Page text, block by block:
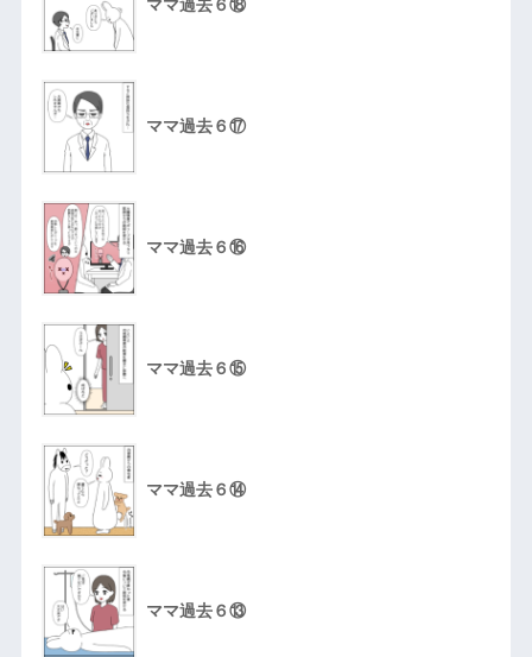
ママ過去６⑱
ママ過去６⑰
ママ過去６⑯
ママ過去６⑮
ママ過去６⑭
ママ過去６⑬